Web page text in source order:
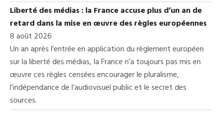
Liberté des médias : la France accuse plus d’un an de
retard dans la mise en œuvre des règles européennes
8 août 2026
Un an après l’entrée en application du règlement européen
sur la liberté des médias, la France n’a toujours pas mis en
œuvre ces règles censées encourager le pluralisme,
l’indépendance de l’audiovisuel public et le secret des
sources.